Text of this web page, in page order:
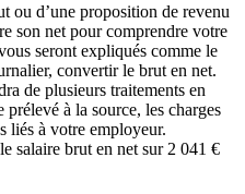
ou d’une proposition de revenu
son net pour comprendre votre
seront expliqués comme le
convertir le brut en net.
de plusieurs traitements en
à la source, les charges
liés à votre employeur.
salaire brut en net sur 2 041 €